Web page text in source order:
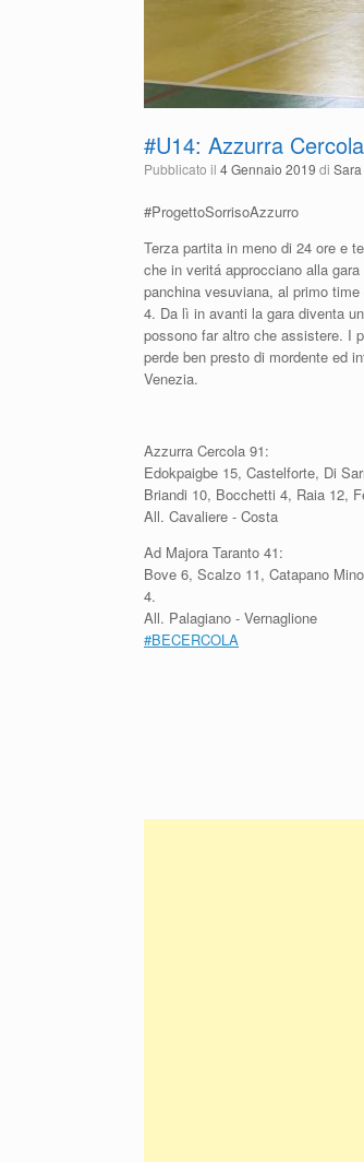
#U14: Azzurra
Pubblicato il 4 Gennaio 2019 di
#ProgettoSorrisoAzzurro
Terza partita in meno di 24 ore e
che in veritá approcciano alla
panchina vesuviana, al primo
4. Da lì in avanti la gara diventa
possono far altro che assistere. I
perde ben presto di mordente ed
Venezia.
Azzurra Cercola 91:
Edokpaigbe 15, Castelforte, Di
Briandi 10, Bocchetti 4, Raia 12,
All. Cavaliere - Costa
Ad Majora Taranto 41:
Bove 6, Scalzo 11, Catapano
4.
All. Palagiano - Vernaglione
#BECERCOLA